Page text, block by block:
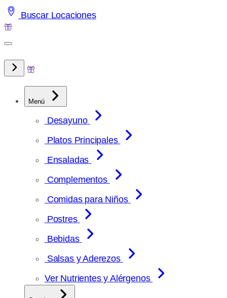
Saltar
al
Buscar Locaciones
Menú
Desayuno
Platos Principales
Ensaladas
Complementos
Comidas para Niños
Postres
Bebidas
Salsas y Aderezos
Ver Nutrientes y Alérgenos